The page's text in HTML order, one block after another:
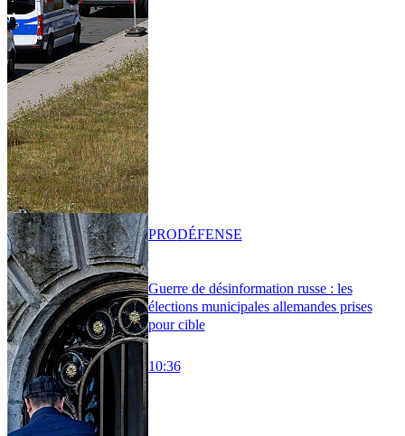
Guerre de désinformation russe : les
élections municipales allemandes prises
pour cible
10:36
PRODÉFENSE